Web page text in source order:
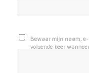
Bewaar mijn naam,
volgende keer